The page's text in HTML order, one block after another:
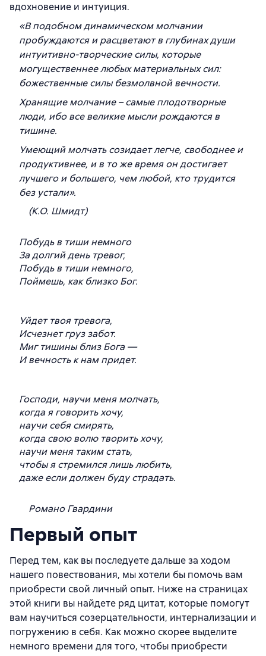
вдохновение и интуиция.
«В подобном динамическом молчании
пробуждаются и расцветают в глубинах души
интуитивно-творческие силы, которые
могущественнее любых материальных сил:
божественные силы безмолвной вечности.
Хранящие молчание – самые плодотворные
люди, ибо все великие мысли рождаются в
тишине.
Умеющий молчать созидает легче, свободнее и
продуктивнее, и в то же время он достигает
лучшего и большего, чем любой, кто трудится
без устали».
(К.О. Шмидт)
Побудь в тиши немного
За долгий день тревог,
Побудь в тиши немного,
Поймешь, как близко Бог.
Уйдет твоя тревога,
Исчезнет груз забот.
Миг тишины близ Бога —
И вечность к нам придет.
Господи, научи меня молчать,
когда я говорить хочу,
научи себя смирять,
когда свою волю творить хочу,
научи меня таким стать,
чтобы я стремился лишь любить,
даже если должен буду страдать.
Романо Гвардини
Первый опыт
Перед тем, как вы последуете дальше за ходом
нашего повествования, мы хотели бы помочь вам
приобрести свой личный опыт. Ниже на страницах
этой книги вы найдете ряд цитат, которые помогут
вам научиться созерцательности, интернализации и
погружению в себя. Как можно скорее выделите
немного времени для того, чтобы приобрести